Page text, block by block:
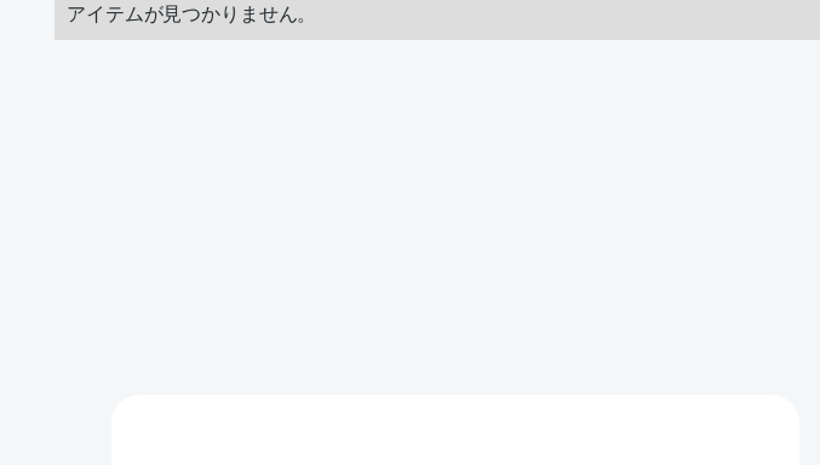
アイテムが見つかりません。